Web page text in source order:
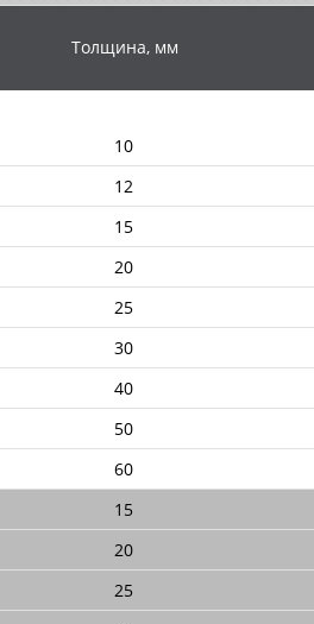
Толщина, мм
10
12
15
20
25
30
40
50
60
15
20
25